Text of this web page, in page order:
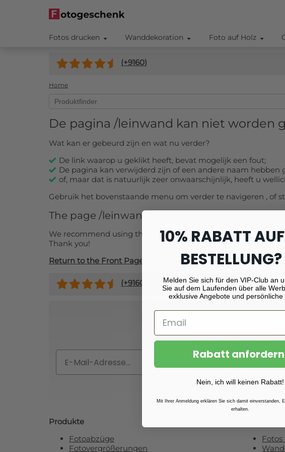
Fotos drucken Wanddekoration Foto auf Holz
(+9160)
Home
De pagina /leinwand kan niet worden
Wat kan er gebeurd zijn en wat nu verder?
De link waarop u geklikt heeft, bevat mogelijk een fout;
De pagina kan verwijderd zijn of een andere naam hebben
of, maar dat is natuurlijk zeer onwaarschijnlijk, heeft u
Gebruik het bovenstaande menu om verder te navigeren , of
The page /leinwand
We recommend using the navigation bar to get back on track
Thank you!
Return to the Front Page »
(+9160
Abonnieren Sie
Produkte
Fotoabzüge
Fotovergrößerungen
10% RABATT
Melden Sie sich für den VIP-Club an
Sie auf dem Laufenden über alle
exklusive Angebote und persönliche
Rabatt
Nein, ich will keinen Rabatt!
Mit Ihrer Anmeldung erklären Sie sich damit einverstanden,
erhalten.